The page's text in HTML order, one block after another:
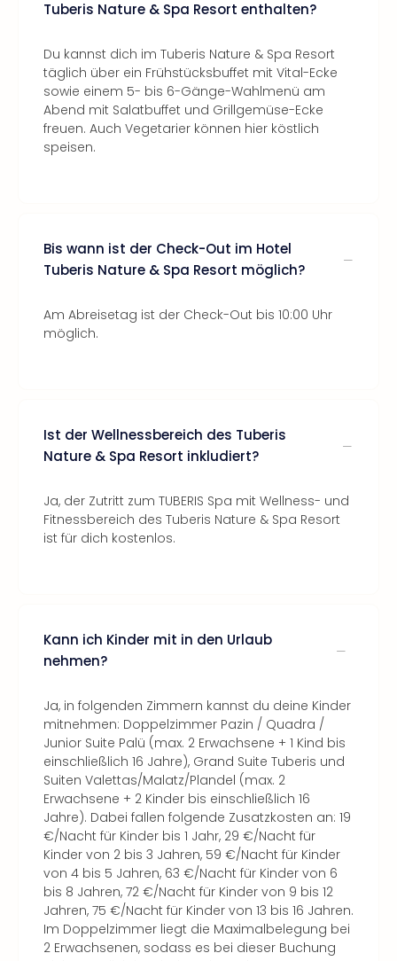
Tuberis Nature & Spa Resort enthalten?
Du kannst dich im Tuberis Nature & Spa Resort
täglich über ein Frühstücksbuffet mit Vital-Ecke
sowie einem 5- bis 6-Gänge-Wahlmenü am
Abend mit Salatbuffet und Grillgemüse-Ecke
freuen. Auch Vegetarier können hier köstlich
speisen.
Bis wann ist der Check-Out im Hotel
Tuberis Nature & Spa Resort möglich?
Am Abreisetag ist der Check-Out bis 10:00 Uhr
möglich.
Ist der Wellnessbereich des Tuberis
Nature & Spa Resort inkludiert?
Ja, der Zutritt zum TUBERIS Spa mit Wellness- und
Fitnessbereich des Tuberis Nature & Spa Resort
ist für dich kostenlos.
Kann ich Kinder mit in den Urlaub
nehmen?
Ja, in folgenden Zimmern kannst du deine Kinder
mitnehmen: Doppelzimmer Pazin / Quadra /
Junior Suite Palü (max. 2 Erwachsene + 1 Kind bis
einschließlich 16 Jahre), Grand Suite Tuberis und
Suiten Valettas/Malatz/Plandel (max. 2
Erwachsene + 2 Kinder bis einschließlich 16
Jahre). Dabei fallen folgende Zusatzkosten an: 19
€/Nacht für Kinder bis 1 Jahr, 29 €/Nacht für
Kinder von 2 bis 3 Jahren, 59 €/Nacht für Kinder
von 4 bis 5 Jahren, 63 €/Nacht für Kinder von 6
bis 8 Jahren, 72 €/Nacht für Kinder von 9 bis 12
Jahren, 75 €/Nacht für Kinder von 13 bis 16 Jahren.
Im Doppelzimmer liegt die Maximalbelegung bei
2 Erwachsenen, sodass es bei dieser Buchung